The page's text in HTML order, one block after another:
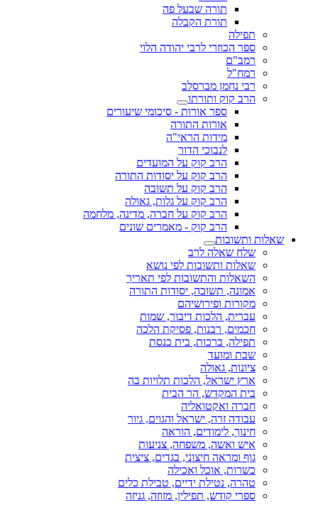
תורה שבעל פה
תורת הקבלה
תפילה
ספר הכוזרי לרבי יהודה הלוי
רמב"ם
רמח"ל
רבי נחמן מברסלב
הרב קוק ותורתו
ספר אורות - סיכומי שיעורים
אורות התורה
מידות הראי"ה
לנבוכי הדור
הרב קוק על המועדים
הרב קוק על יסודות התורה
הרב קוק על תשובה
הרב קוק על גלות, גאולה
הרב קוק על חברה, מדינה, מלחמה
הרב קוק - מאמרים שונים
שאלות ותשובות
שלח שאלה לרב
שאלות ותשובות לפי נושא
השאלות והתשובות לפי תאריך
אמונה, תשובה, יסודות התורה
מקורות ופירושיהם
עברית, הלכות דיבור, שמות
חכמים, רבנות, פסיקת הלכה
תפילה, ברכות, בית כנסת
שבת ומועד
ציונות, גאולה
ארץ ישראל, הלכות תלויות בה
בית המקדש, הר הבית
חברה ואקטואליה
עבודה זרה, ישראל והגוים, גיור
חינוך, לימודים, הוראה
איש ואשה, משפחה, צניעות
גוף ומראה חיצוני, בגדים, ציצית
כשרות, אוכל ואכילה
טהרה, נטילת ידיים, טבילת כלים
ספרי קודש, תפילין, מזוזה, גניזה